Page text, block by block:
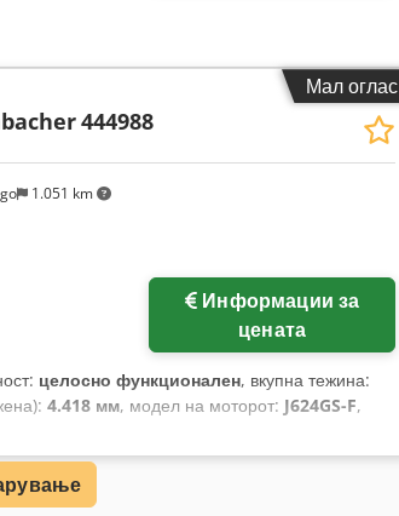
Мал оглас
1.051 km
444988
цената
целосно функционален, вкупна тежина:
4.418 мм, модел на моторот: J624GS-F,